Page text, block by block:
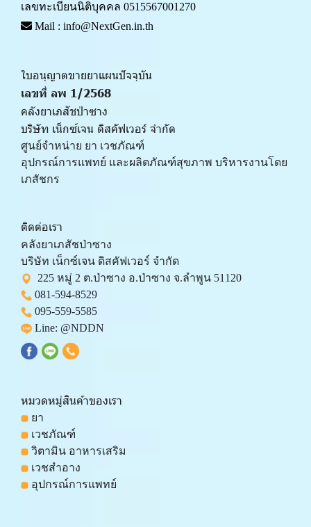
เลขทะเบียนนิติบุคคล 0515567001270
Mail : info@NextGen.in.th
ใบอนุญาตขายยาแผนปัจจุบัน
เลขที่ ลพ 1/2568
คลังยาเภสัชป่าซาง
บริษัท เน็กซ์เจน ดิสคัฟเวอร์ จำกัด
ศูนย์จำหน่าย ยา เวชภัณฑ์
﻿อุปกรณ์การแพทย์ และผลิตภัณฑ์สุขภาพ บริหารงานโดย
เภสัชกร
ติดต่อเรา
คลังยาเภสัชป่าซาง
บริษัท เน็กซ์เจน ดิสคัฟเวอร์ จำกัด
225 หมู่ 2 ต.ป่าซาง อ.ป่าซาง จ.ลำพูน 51120
081-594-8529
095-559-5585
Line: @NDDN
หมวดหมู่สินค้าของเรา
ยา
เวชภัณฑ์
วิตามิน อาหารเสริม
เวชสำอาง
อุปกรณ์การแพทย์